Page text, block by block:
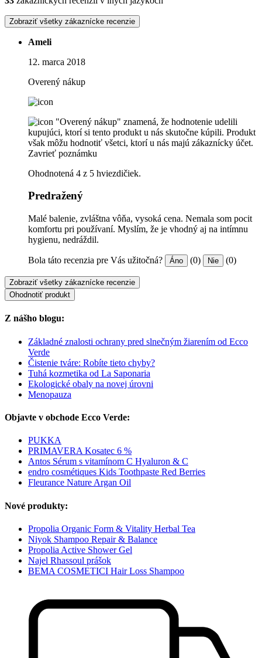
Zobraziť všetky zákaznícke recenzie
Ameli
12. marca 2018
Overený nákup
"Overený nákup" znamená, že hodnotenie udelili
kupujúci, ktorí si tento produkt u nás skutočne kúpili. Produkt
však môžu hodnotiť všetci, ktorí u nás majú zákaznícky účet.
Zavrieť poznámku
Ohodnotená 4 z 5 hviezdičiek.
Predražený
Malé balenie, zvláštna vôňa, vysoká cena. Nemala som pocit
komfortu pri používaní. Myslím, že je vhodný aj na intímnu
hygienu, nedráždil.
Bola táto recenzia pre Vás užitočná? Áno (0) Nie (0)
Zobraziť všetky zákaznícke recenzie
Ohodnotiť produkt
Z nášho blogu:
Základné znalosti ochrany pred slnečným žiarením od Ecco
Verde
Čistenie tváre: Robíte tieto chyby?
Tuhá kozmetika od La Saponaria
Ekologické obaly na novej úrovni
Menopauza
Objavte v obchode Ecco Verde:
PUKKA
PRIMAVERA Kosatec 6 %
Antos Sérum s vitamínom C Hyaluron & C
endro cosmétiques Kids Toothpaste Red Berries
Fleurance Nature Argan Oil
Nové produkty:
Propolia Organic Form & Vitality Herbal Tea
Niyok Shampoo Repair & Balance
Propolia Active Shower Gel
Najel Rhassoul prášok
BEMA COSMETICI Hair Loss Shampoo